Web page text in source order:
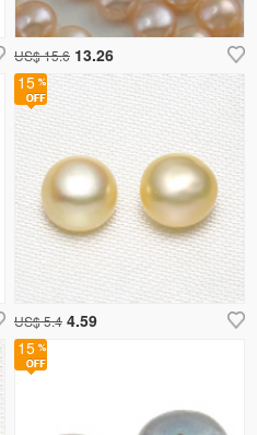
15
15
US$ 5.4 4.59
US$ 15.6 13.26